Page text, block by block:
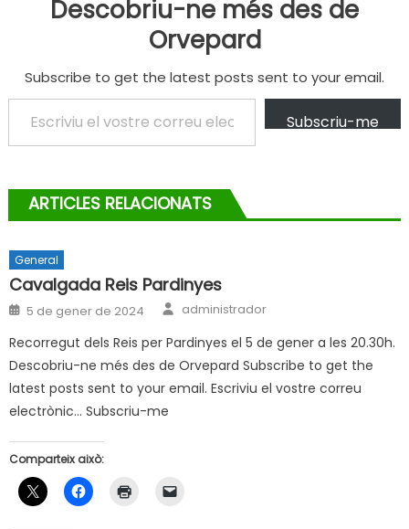
Descobriu-ne més des de
Orvepard
Subscribe to get the latest posts sent to your email.
Escriviu el vostre correu electrònic…
Subscriu-me
ARTICLES RELACIONATS
General
Cavalgada Reis Pardinyes
Posted
on
5 de gener de 2024 Author
administrador
Recorregut dels Reis per Pardinyes el 5 de gener a les 20.30h.
Descobriu-ne més des de Orvepard Subscribe to get the
latest posts sent to your email. Escriviu el vostre correu
electrònic… Subscriu-me
Comparteix això: